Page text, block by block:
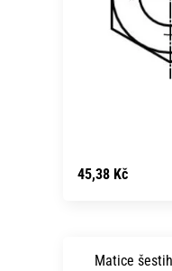
45,38 Kč
Matice